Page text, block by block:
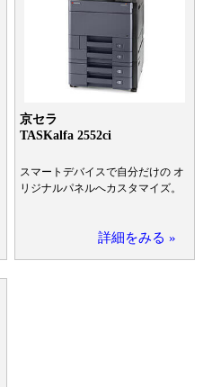
京セラ
TASKalfa 2552ci
スマートデバイスで自分だけの オ
リジナルパネルへカスタマイズ。
詳細をみる »